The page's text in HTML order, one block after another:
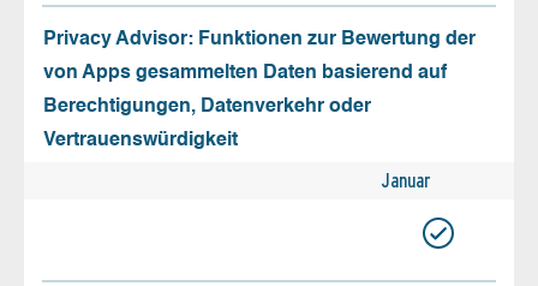
Privacy Advisor: Funktionen zur Bewertung der
von Apps gesammelten Daten basierend auf
Berechtigungen, Datenverkehr oder
Vertrauenswürdigkeit
Januar